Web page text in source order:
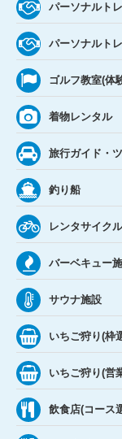
パーソナルト
パーソナルト
ゴルフ教室(体
着物レンタル
旅行ガイド・
釣り船
レンタサイクル
バーベキュー
サウナ施設
いちご狩り(枠
いちご狩り(営
飲食店(コース